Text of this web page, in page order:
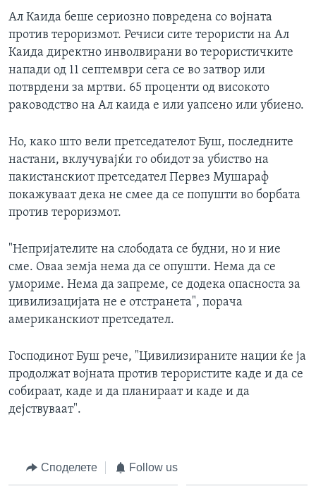
Ал Каида беше сериозно повредена со војната
против тероризмот. Речиси сите терористи на Ал
Каида директно инволвирани во терористичките
напади од 11 септември сега се во затвор или
потврдени за мртви. 65 проценти од високото
раководство на Ал каида е или уапсено или убиено.
Но, како што вели претседателот Буш, последните
настани, вклучувајќи го обидот за убиство на
пакистанскиот претседател Первез Мушараф
покажуваат дека не смее да се попушти во борбата
против тероризмот.
"Непријателите на слободата се будни, но и ние
сме. Оваа земја нема да се опушти. Нема да се
умориме. Нема да запреме, се додека опасноста за
цивилизацијата не е отстранета", порача
американскиот претседател.
Господинот Буш рече, "Цивилизираните нации ќе ја
продолжат војната против терористите каде и да се
собираат, каде и да планираат и каде и да
дејствуваат".
Споделете Follow us